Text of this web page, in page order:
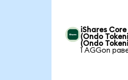
iShares
(Ondo
(Ondo
1 AGGon